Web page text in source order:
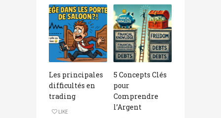
Les principales
difficultés en
trading
LIKE
5 Concepts Clés
pour
Comprendre
l’Argent